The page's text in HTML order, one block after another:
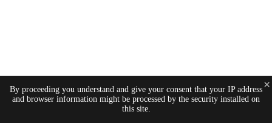
By proceeding you understand and give your consent that your IP address
and browser information might be processed by the security installed on
this site.
×